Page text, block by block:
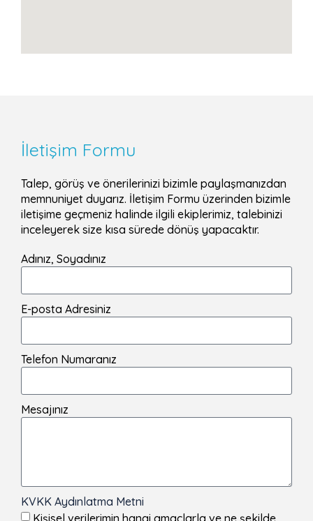
İletişim Formu
Talep, görüş ve önerilerinizi bizimle paylaşmanızdan
memnuniyet duyarız. İletişim Formu üzerinden bizimle
iletişime geçmeniz halinde ilgili ekiplerimiz, talebinizi
inceleyerek size kısa sürede dönüş yapacaktır.
Adınız, Soyadınız
E-posta Adresiniz
Telefon Numaranız
Mesajınız
KVKK Aydınlatma Metni
Kişisel verilerimin hangi amaçlarla ve ne şekilde